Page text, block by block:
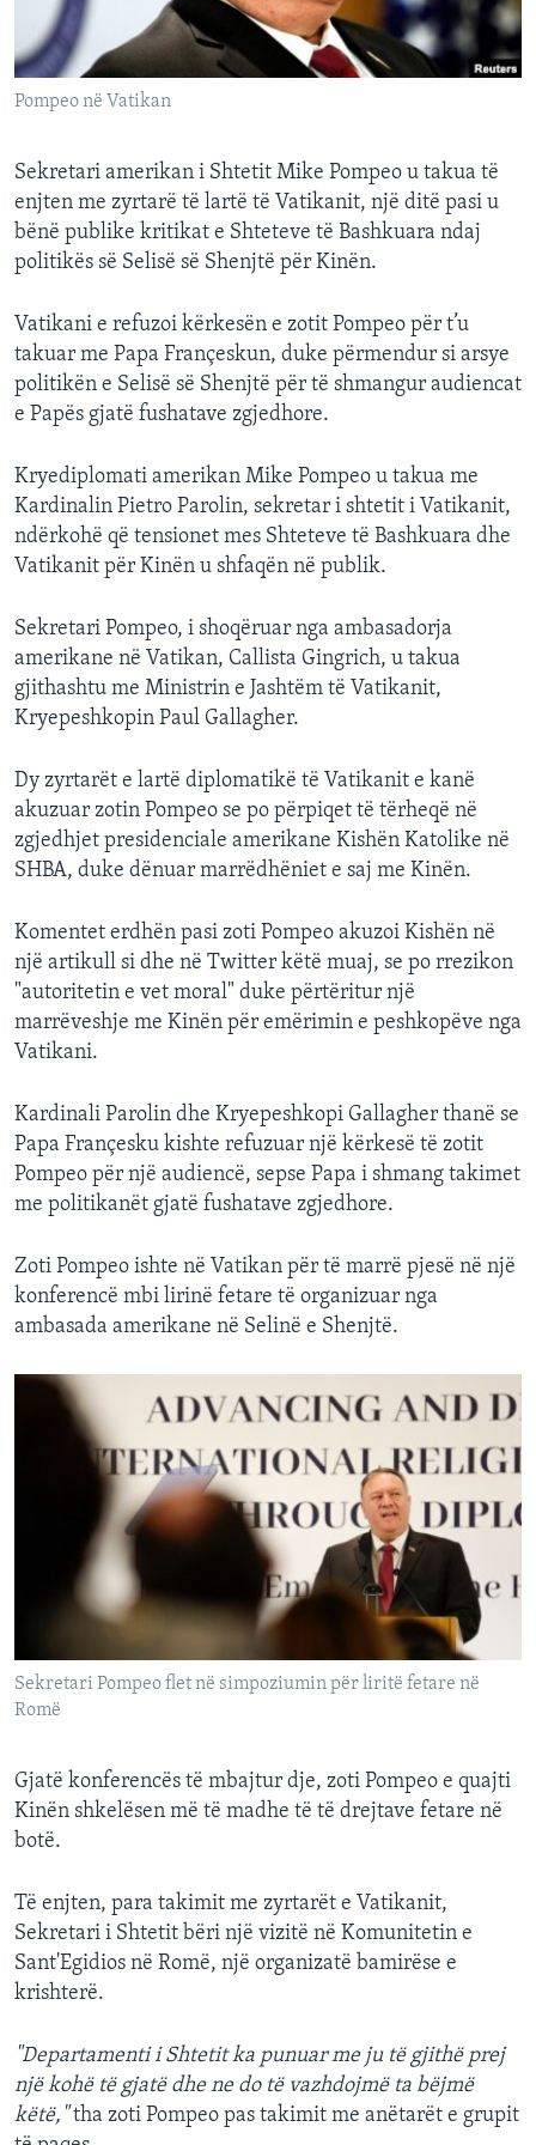
INTERVISTA
DITARI
Pompeo në Vatikan
Sekretari amerikan i Shtetit Mike Pompeo u takua të
enjten me zyrtarë të lartë të Vatikanit, një ditë pasi u
bënë publike kritikat e Shteteve të Bashkuara ndaj
politikës së Selisë së Shenjtë për Kinën.
Vatikani e refuzoi kërkesën e zotit Pompeo për t’u
takuar me Papa Françeskun, duke përmendur si arsye
politikën e Selisë së Shenjtë për të shmangur audiencat
e Papës gjatë fushatave zgjedhore.
Kryediplomati amerikan Mike Pompeo u takua me
Kardinalin Pietro Parolin, sekretar i shtetit i Vatikanit,
ndërkohë që tensionet mes Shteteve të Bashkuara dhe
Vatikanit për Kinën u shfaqën në publik.
Sekretari Pompeo, i shoqëruar nga ambasadorja
amerikane në Vatikan, Callista Gingrich, u takua
gjithashtu me Ministrin e Jashtëm të Vatikanit,
Kryepeshkopin Paul Gallagher.
Dy zyrtarët e lartë diplomatikë të Vatikanit e kanë
akuzuar zotin Pompeo se po përpiqet të tërheqë në
zgjedhjet presidenciale amerikane Kishën Katolike në
SHBA, duke dënuar marrëdhëniet e saj me Kinën.
Komentet erdhën pasi zoti Pompeo akuzoi Kishën në
një artikull si dhe në Twitter këtë muaj, se po rrezikon
"autoritetin e vet moral" duke përtëritur një
marrëveshje me Kinën për emërimin e peshkopëve nga
Vatikani.
Kardinali Parolin dhe Kryepeshkopi Gallagher thanë se
Papa Françesku kishte refuzuar një kërkesë të zotit
Pompeo për një audiencë, sepse Papa i shmang takimet
me politikanët gjatë fushatave zgjedhore.
Zoti Pompeo ishte në Vatikan për të marrë pjesë në një
konferencë mbi lirinë fetare të organizuar nga
ambasada amerikane në Selinë e Shenjtë.
Sekretari Pompeo flet në simpoziumin për liritë fetare në
Romë
Gjatë konferencës të mbajtur dje, zoti Pompeo e quajti
Kinën shkelësen më të madhe të të drejtave fetare në
botë.
Të enjten, para takimit me zyrtarët e Vatikanit,
Sekretari i Shtetit bëri një vizitë në Komunitetin e
Sant'Egidios në Romë, një organizatë bamirëse e
krishterë.
"Departamenti i Shtetit ka punuar me ju të gjithë prej
një kohë të gjatë dhe ne do të vazhdojmë ta bëjmë
këtë,"tha zoti Pompeo pas takimit me anëtarët e grupit